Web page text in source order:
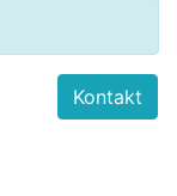
Kontakt